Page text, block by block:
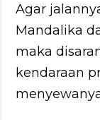
Agar
Mandalika
maka
kendaraan